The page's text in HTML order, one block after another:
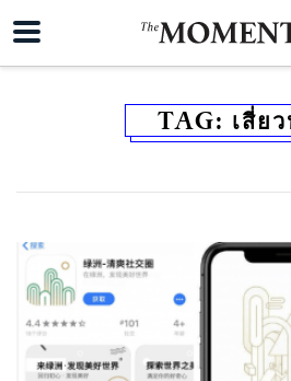
TAG: เสี่ย